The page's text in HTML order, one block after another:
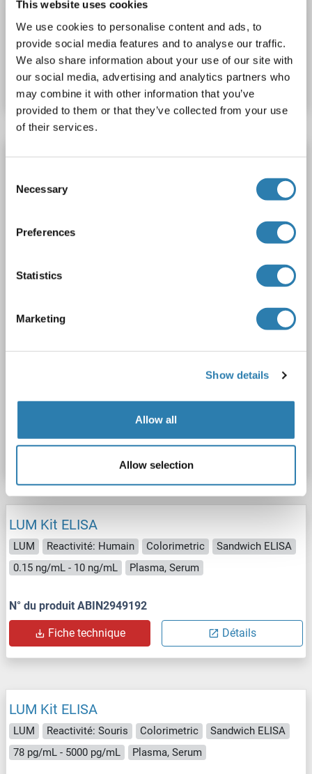
This website uses cookies
We use cookies to personalise content and ads, to
provide social media features and to analyse our traffic.
We also share information about your use of our site with
our social media, advertising and analytics partners who
may combine it with other information that you’ve
provided to them or that they’ve collected from your use
of their services.
Selection
Necessary
Preferences
Statistics
Marketing
Show details
Allow all
Allow selection
N° du produit ABIN1889412
Fiche technique Détails
LUM Kit ELISA
Sandwich ELISA
N° du produit ABIN1029151
Fiche technique Détails
LUM Kit ELISA
LUM Reactivité: Humain Colorimetric
Sandwich ELISA
0.15 ng/mL - 10 ng/mL
Plasma, Serum
N° du produit ABIN2949192
Fiche technique Détails
LUM Kit ELISA
LUM Reactivité: Souris Colorimetric
Sandwich ELISA
78 pg/mL - 5000 pg/mL
Plasma, Serum